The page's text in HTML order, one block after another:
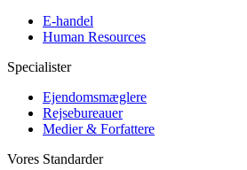
E-handel
Human Resources
Specialister
Ejendomsmæglere
Rejsebureauer
Medier & Forfattere
Vores Standarder